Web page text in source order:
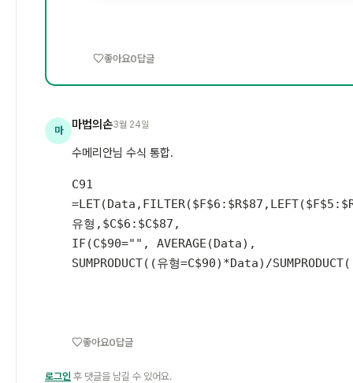
좋아요0답글
마 마법의손3월 24일
수메리안님 수식 통합.
C91
유형,$C$6:$C$87,
IF(C$90="", AVERAGE(Data),
SUMPRODUCT((유형=C$90)*Data)/
좋아요0답글
로그인 후 댓글을 남길 수 있어요.